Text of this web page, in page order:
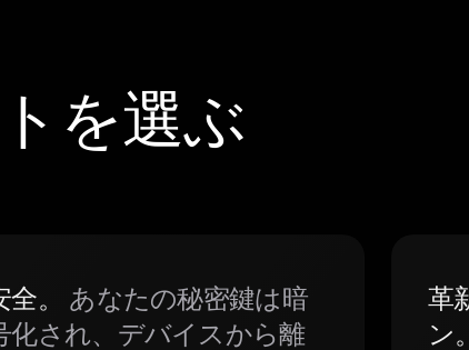
を選ぶ
全。
あなたの秘密鍵は暗
化され、デバイスから離
革
ン。